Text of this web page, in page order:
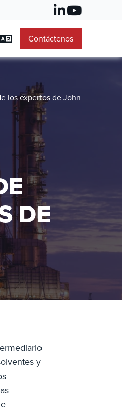
Contáctenos
los expertos de John
DE
y